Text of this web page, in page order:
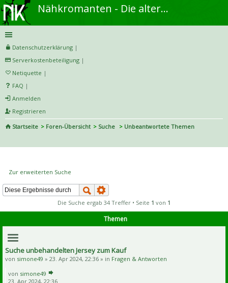
Nähkromanten - Die alternative Näh- und DIY-Community
Datenschutzerklärung |
Serverkostenbeteiligung |
Netiquette |
FAQ |
Anmelden
Registrieren
Startseite
Foren-Übersicht Suche
Unbeantwortete Themen
Zur erweiterten Suche
Die Suche ergab 34 Treffer • Seite 1 von 1
Themen
Suche unbehandelten Jersey zum Kauf
von simone49 » 23. Apr 2024, 22:36 » in Fragen & Antworten
von simone49
23. Apr 2024, 22:36